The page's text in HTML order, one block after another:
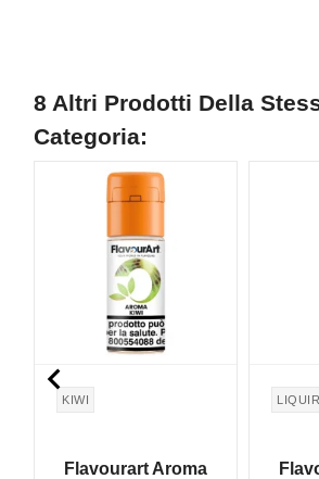
8 Altri Prodotti Della
Categoria:
KIWI
Flavourart Aroma
